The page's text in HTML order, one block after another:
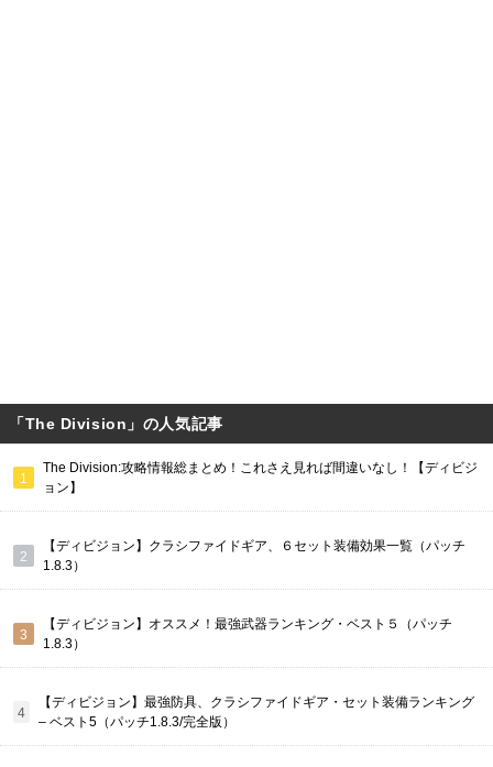
「The Division」の人気記事
The Division:攻略情報総まとめ！これさえ見れば間違いなし！【ディビジ
ョン】
【ディビジョン】クラシファイドギア、６セット装備効果一覧（パッチ
1.8.3）
【ディビジョン】オススメ！最強武器ランキング・ベスト５（パッチ
1.8.3）
【ディビジョン】最強防具、クラシファイドギア・セット装備ランキング
– ベスト5（パッチ1.8.3/完全版）